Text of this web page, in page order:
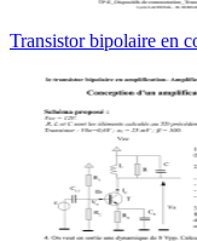
Transistor bipolaire en